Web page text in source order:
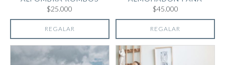
$25.000
REGALAR
$45.000
REGALAR